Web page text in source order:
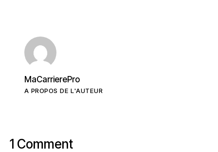
MaCarrierePro
A PROPOS DE L'AUTEUR
1 Comment